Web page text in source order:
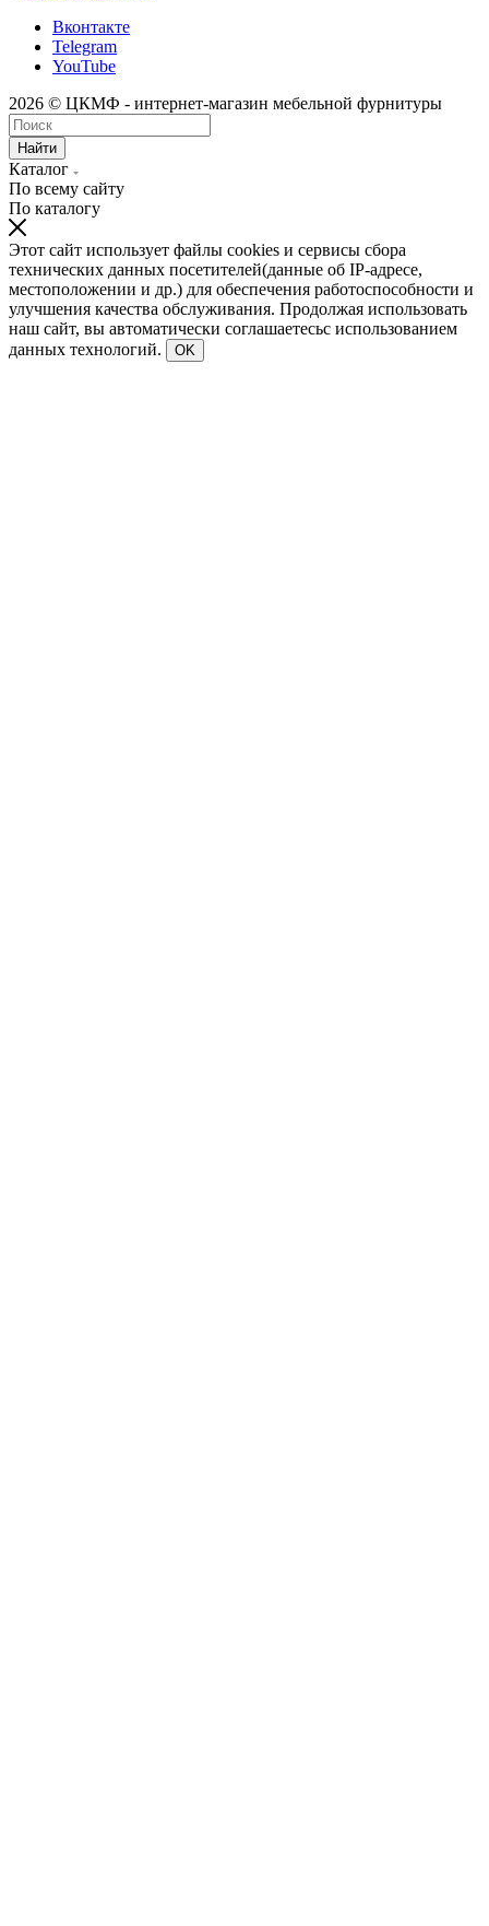
Вконтакте
Telegram
YouTube
2026 © ЦКМФ - интернет-магазин мебельной фурнитуры
Найти
Каталог
По всему сайту
По каталогу
Этот сайт использует файлы cookies и сервисы сбора
технических данных посетителей(данные об IP-адресе,
местоположении и др.) для обеспечения работоспособности и
улучшения качества обслуживания. Продолжая использовать
наш сайт, вы автоматически соглашаетесьс использованием
данных технологий.
OK